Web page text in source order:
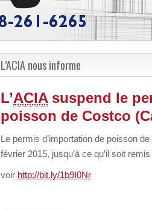
L’ACIA nous informe
L’ACIAsuspend le
poisson de Costco
Le permis d’importation de poisson
février 2015, jusqu’à ce qu’il soit
voir http://bit.ly/1b9I0Nr